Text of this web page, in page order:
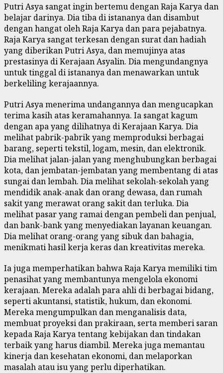
Putri Asya sangat ingin bertemu dengan Raja Karya dan
belajar darinya. Dia tiba di istananya dan disambut
dengan hangat oleh Raja Karya dan para pejabatnya.
Raja Karya sangat terkesan dengan surat dan hadiah
yang diberikan Putri Asya, dan memujinya atas
prestasinya di Kerajaan Asyalin. Dia mengundangnya
untuk tinggal di istananya dan menawarkan untuk
berkeliling kerajaannya.
Putri Asya menerima undangannya dan mengucapkan
terima kasih atas keramahannya. Ia sangat kagum
dengan apa yang dilihatnya di Kerajaan Karya. Dia
melihat pabrik-pabrik yang memproduksi berbagai
barang, seperti tekstil, logam, mesin, dan elektronik.
Dia melihat jalan-jalan yang menghubungkan berbagai
kota, dan jembatan-jembatan yang membentang di atas
sungai dan lembah. Dia melihat sekolah-sekolah yang
mendidik anak-anak dan orang dewasa, dan rumah
sakit yang merawat orang sakit dan terluka. Dia
melihat pasar yang ramai dengan pembeli dan penjual,
dan bank-bank yang menyediakan layanan keuangan.
Dia melihat orang-orang yang sibuk dan bahagia,
menikmati hasil kerja keras dan kreativitas mereka.
Ia juga memperhatikan bahwa Raja Karya memiliki tim
penasihat yang membantunya mengelola ekonomi
kerajaan. Mereka adalah para ahli di berbagai bidang,
seperti akuntansi, statistik, hukum, dan ekonomi.
Mereka mengumpulkan dan menganalisis data,
membuat proyeksi dan prakiraan, serta memberi saran
kepada Raja Karya tentang kebijakan dan tindakan
terbaik yang harus diambil. Mereka juga memantau
kinerja dan kesehatan ekonomi, dan melaporkan
masalah atau isu yang perlu diperhatikan.